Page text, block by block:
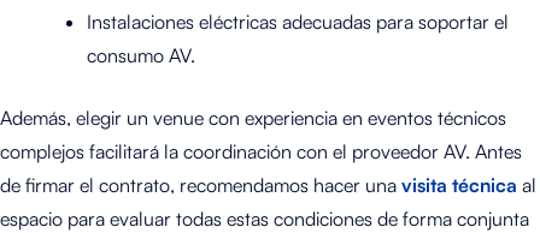
Instalaciones eléctricas adecuadas para soportar el
consumo AV.
Además, elegir un venue con experiencia en eventos técnicos
complejos facilitará la coordinación con el proveedor AV. Antes
de firmar el contrato, recomendamos hacer una visita técnica al
espacio para evaluar todas estas condiciones de forma conjunta